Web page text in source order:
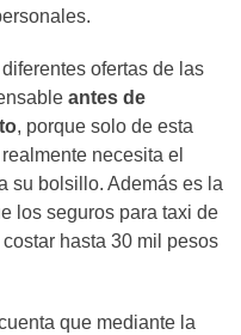
ofertas de las
antes de
, porque solo de esta
necesita el
su bolsillo. Además es la
los seguros para taxi de
hasta 30 mil pesos
que mediante la